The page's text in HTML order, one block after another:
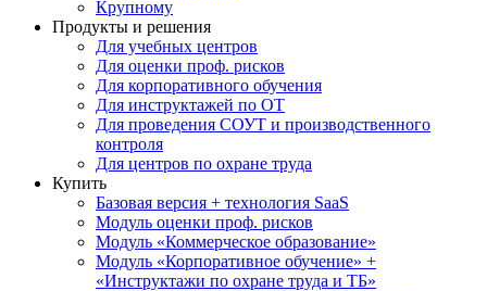
Крупному
Продукты и решения
Для учебных центров
Для оценки проф. рисков
Для корпоративного обучения
Для инструктажей по ОТ
Для проведения СОУТ и производственного
контроля
Для центров по охране труда
Купить
Базовая версия + технология SaaS
Модуль оценки проф. рисков
Модуль «Коммерческое образование»
Модуль «Корпоративное обучение» +
«Инструктажи по охране труда и ТБ»